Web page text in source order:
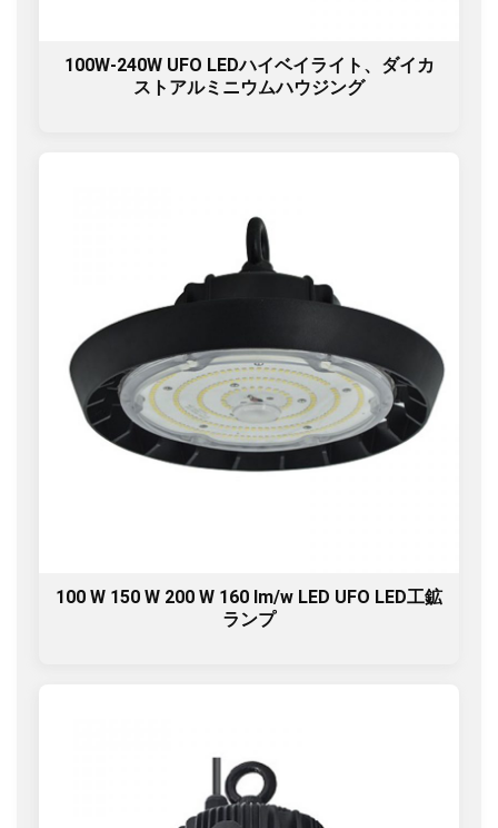
100W-240W UFO LEDハイベイライト、ダイカ
ストアルミニウムハウジング
100 W 150 W 200 W 160 lm/w LED UFO LED工鉱
ランプ